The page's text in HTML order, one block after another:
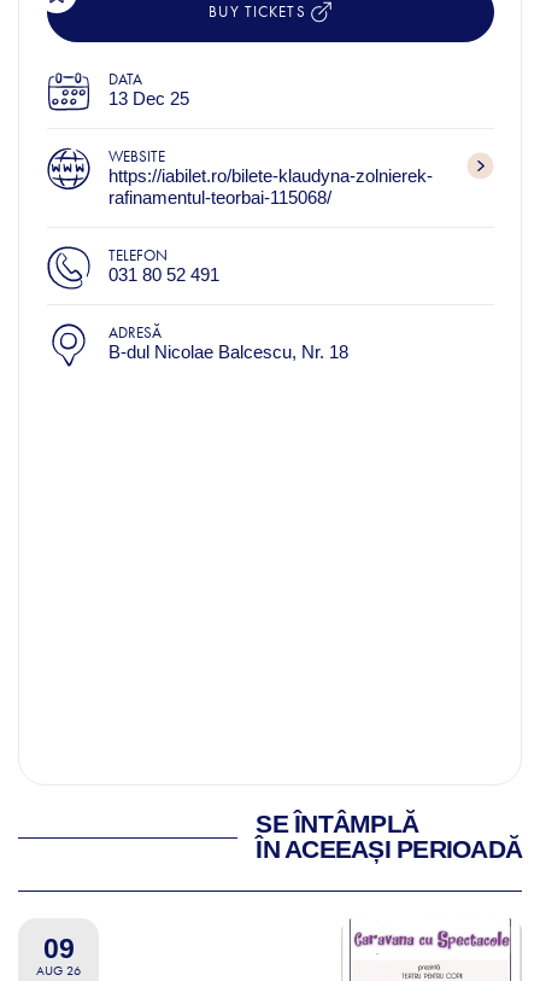
BUY TICKETS
DATA
13 Dec 25
WEBSITE
https://iabilet.ro/bilete-klaudyna-zolnierek-
rafinamentul-teorbai-115068/
TELEFON
031 80 52 491
ADRESĂ
B-dul Nicolae Balcescu, Nr. 18
SE ÎNTÂMPLĂ
ÎN ACEEAȘI PERIOADĂ
09
AUG 26